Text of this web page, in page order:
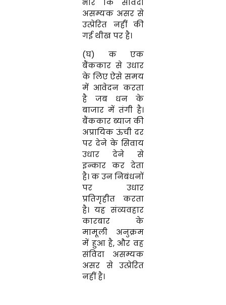
भार कि संविदा
असम्यक असर से
उत्प्रेरित नहीं की
गई थीख पर है।
(घ) क एक
बैंककार से उधार
के लिए ऐसे समय
में आवेदन करता
है जब धन के
बाजार में तंगी है।
बैंककार ब्याज की
अप्रायिक ऊंची दर
पर देने के सिवाय
उधार देने से
इन्कार कर देता
है। क उन निबंधनों
पर उधार
प्रतिगृहीत करता
है। यह संव्यवहार
कारबार के
मामूली अनुक्रम
में हुआ है, और वह
संविदा असम्यक
असर से उत्प्रेरित
नहीं है।